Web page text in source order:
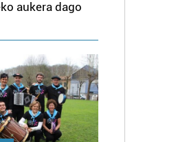
aukera dago